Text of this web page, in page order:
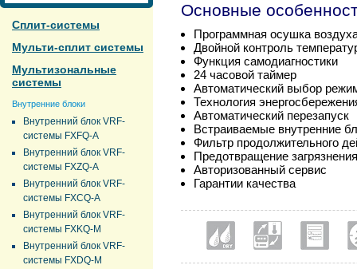
Сплит-системы
Мульти-сплит системы
Мультизональные
системы
Внутренние блоки
Внутренний блок VRF-
системы FXFQ-A
Внутренний блок VRF-
системы FXZQ-A
Внутренний блок VRF-
системы FXCQ-A
Внутренний блок VRF-
системы FXKQ-M
Внутренний блок VRF-
системы FXDQ-M
Основные
Программная осушка
Двойной контроль
Функция самодиагностики
24 часовой таймер
Автоматический выбор
Технология
Автоматический перезапуск
Встраиваемые внутренние
Фильтр продолжительного
Предотвращение
Авторизованный сервис
Гарантии качества